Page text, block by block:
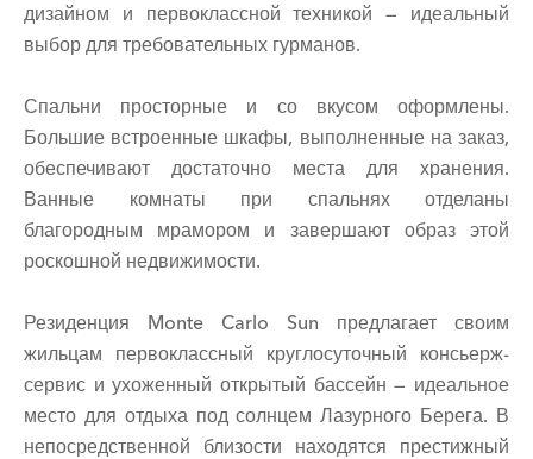
дизайном и первоклассной техникой — идеальный
выбор для требовательных гурманов.
Спальни просторные и со вкусом оформлены.
Большие встроенные шкафы, выполненные на заказ,
обеспечивают достаточно места для хранения.
Ванные комнаты при спальнях отделаны
благородным мрамором и завершают образ этой
роскошной недвижимости.
Резиденция Monte Carlo Sun предлагает своим
жильцам первоклассный круглосуточный консьерж-
сервис и ухоженный открытый бассейн — идеальное
место для отдыха под солнцем Лазурного Берега. В
непосредственной близости находятся престижный